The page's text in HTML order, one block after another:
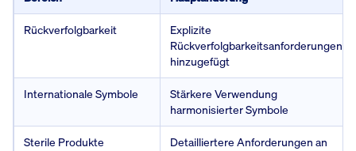
Rückverfolgbarkeit
Explizite
Rückverfolgbarkeitsanforderungen
hinzugefügt
Internationale Symbole
Stärkere Verwendung
harmonisierter Symbole
Sterile Produkte
Detailliertere Anforderungen an